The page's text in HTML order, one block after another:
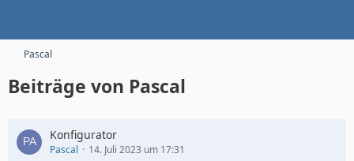
Pascal
Beiträge von Pascal
Konfigurator
Pascal 14. Juli 2023 um 17:31